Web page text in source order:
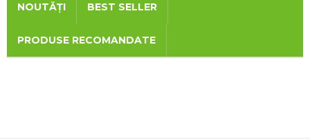
NOUTĂȚI BEST SELLER
PRODUSE RECOMANDATE